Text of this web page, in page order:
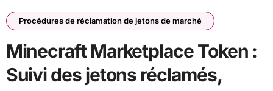
Procédures de réclamation de jetons de marché
Minecraft Marketplace Token :
Suivi des jetons réclamés,